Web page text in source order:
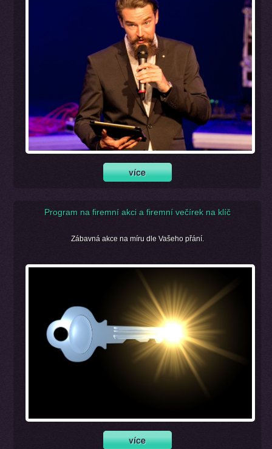
Program na firemní akci a firemní večírek na klíč
Zábavná akce na míru dle Vašeho přání.